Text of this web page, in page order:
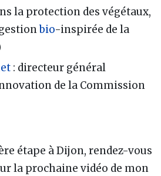
la protection des végétaux,
bio-inspirée de la
: directeur général
de la Commission
étape à Dijon, rendez-vous
la prochaine vidéo de mon